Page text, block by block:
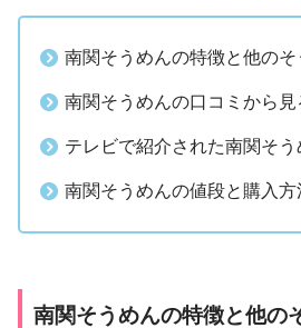
南関そうめんの特徴と他の
南関そうめんの口コミから見
テレビで紹介された南関そう
南関そうめんの値段と購入方
南関そうめんの特徴と他の